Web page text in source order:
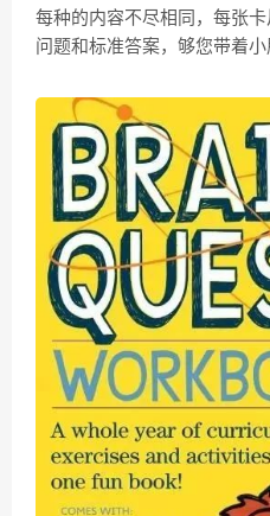
每种的内容不尽相同，每张
问题和标准答案，够您带着小